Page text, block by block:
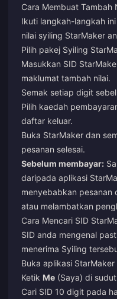
Cara Membuat Tambah
Ikuti langkah-langkah
nilai syiling StarMaker
Pilih pakej Syiling
Masukkan SID
maklumat tambah nilai.
Semak setiap digit
Pilih kaedah
daftar keluar.
Buka StarMaker dan
pesanan selesai.
Sebelum membayar:
daripada aplikasi
menyebabkan pesanan
atau melambatkan
Cara Mencari SID
SID anda mengenal
menerima Syiling
Buka aplikasi
Ketik Me (Saya) di
Cari SID 10 digit pada